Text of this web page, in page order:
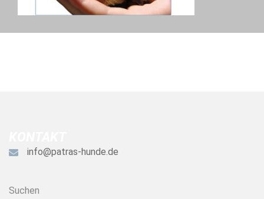
info@patras-hunde.de
Suchen